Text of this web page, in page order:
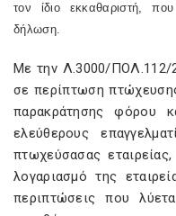
τον ίδιο εκκαθαριστή,
δήλωση.
Με την Λ.3000/ΠΟΛ.112/
σε περίπτωση
παρακράτησης φόρου
ελεύθερους
πτωχεύσασας
λογαριασμό της
περιπτώσεις που